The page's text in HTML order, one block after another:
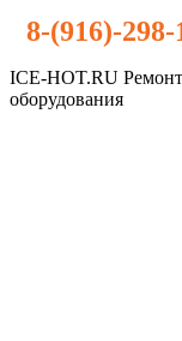
8-(916)-298-
ICE-HOT.RU Ремонт
оборудования